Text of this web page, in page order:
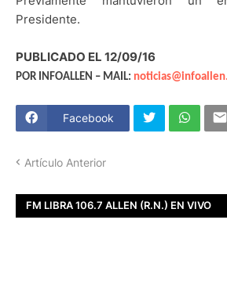
Presidente.
PUBLICADO EL 12/09/16
POR INFOALLEN – MAIL:
Facebook
Artículo Anterior
FM LIBRA 106.7 ALLEN (R.N.) EN VIVO